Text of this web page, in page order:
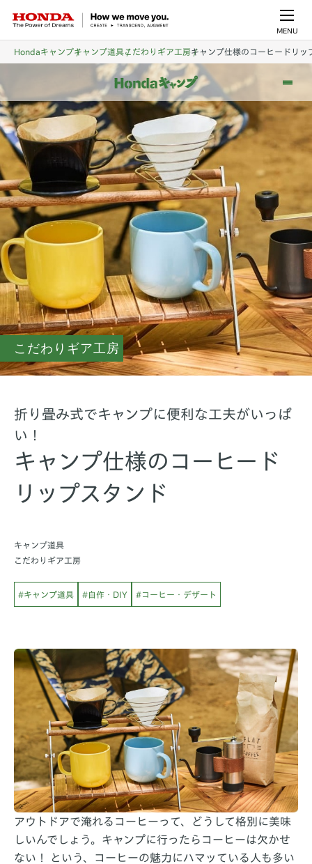
MENU
Hondaキャンプキャンプ道具こだわりギア工房キャンプ仕様のコーヒードリッ
こだわりギア工房
折り畳み式でキャンプに便利な工夫がいっぱ
い！
キャンプ仕様のコーヒード
リップスタンド
キャンプ道具
こだわりギア工房
#キャンプ道具 #自作・DIY #コーヒー・デザート
アウトドアで淹れるコーヒーって、どうして格別に美味
しいんでしょう。キャンプに行ったらコーヒーは欠かせ
ない！ という、コーヒーの魅力にハマッている人も多い